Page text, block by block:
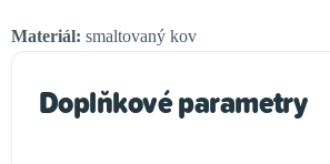
Materiál: smaltovaný kov
Doplňkové parametry